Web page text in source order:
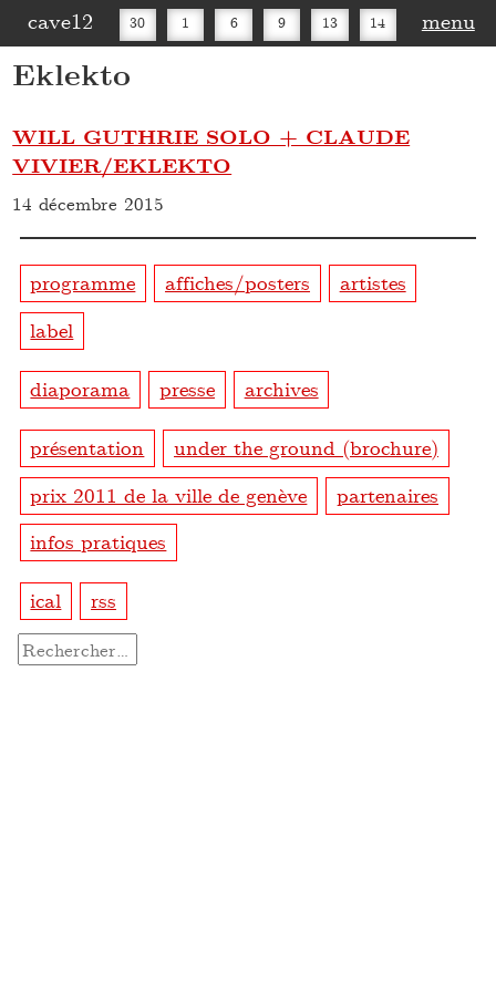
cave12 30 1 6 9 13 14 menu
Eklekto
WILL GUTHRIE SOLO + CLAUDE
VIVIER/EKLEKTO
14 décembre 2015
programme affiches/posters
artistes
label
diaporama presse archives
présentation
under the ground (brochure)
prix 2011 de la ville de genève
partenaires
infos pratiques
ical rss
Rechercher :